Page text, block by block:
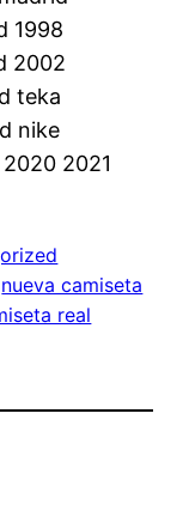
nueva camiseta
real